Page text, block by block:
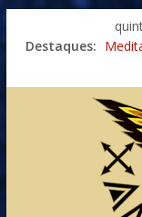
Destaques: